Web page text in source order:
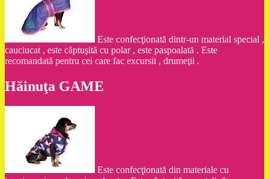
Este confecţionată dintr-un material special ,
cauciucat , este căptuşită cu polar , este paspoalată . Este
recomandată pentru cei care fac excursii , drumeţii .
Hăinuţa GAME
Este confecţionată din materiale cu